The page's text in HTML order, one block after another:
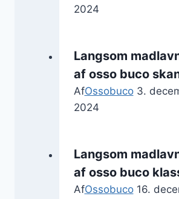
2024
Langsom
af osso buco
AfOssobuco 3.
2024
Langsom
af osso buco
AfOssobuco 16.